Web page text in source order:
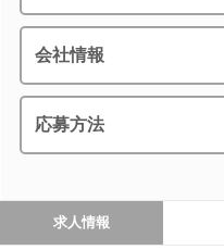
会社情報
応募方法
求人情報